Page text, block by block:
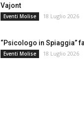
Vajont
Eventi Molise 18 Luglio 2026
“Psicologo in Spiaggia”
Eventi Molise 18 Luglio 2026